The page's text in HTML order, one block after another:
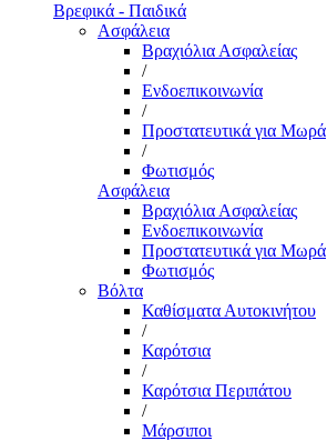
Βρεφικά - Παιδικά
Ασφάλεια
Βραχιόλια Ασφαλείας
/
Ενδοεπικοινωνία
/
Προστατευτικά για Μωρά
/
Φωτισμός
Ασφάλεια
Βραχιόλια Ασφαλείας
Ενδοεπικοινωνία
Προστατευτικά για Μωρά
Φωτισμός
Βόλτα
Καθίσματα Αυτοκινήτου
/
Καρότσια
/
Καρότσια Περιπάτου
/
Μάρσιποι